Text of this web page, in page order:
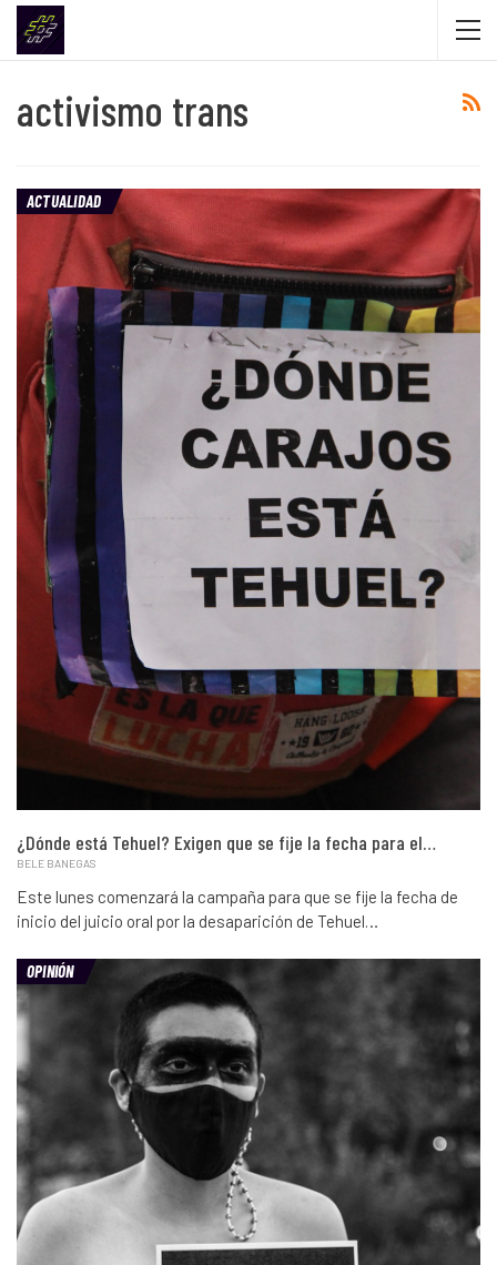
activismo trans
ACTUALIDAD
¿Dónde está Tehuel? Exigen que se fije la fecha para el…
BELE BANEGAS
Este lunes comenzará la campaña para que se fije la fecha de
inicio del juicio oral por la desaparición de Tehuel…
OPINIÓN